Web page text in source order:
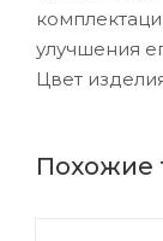
улучшения
Цвет
Похожие